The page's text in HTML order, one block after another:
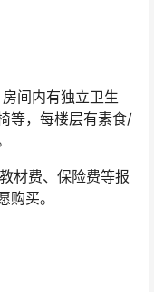
间内有独立卫生
等，每楼层有素食/
材费、保险费等报
买。